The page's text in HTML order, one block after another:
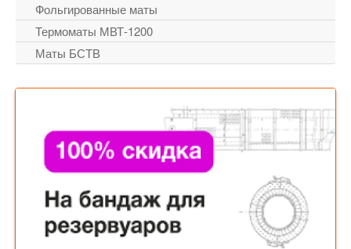
Фольгированные маты
Термоматы МВТ-1200
Маты БСТВ